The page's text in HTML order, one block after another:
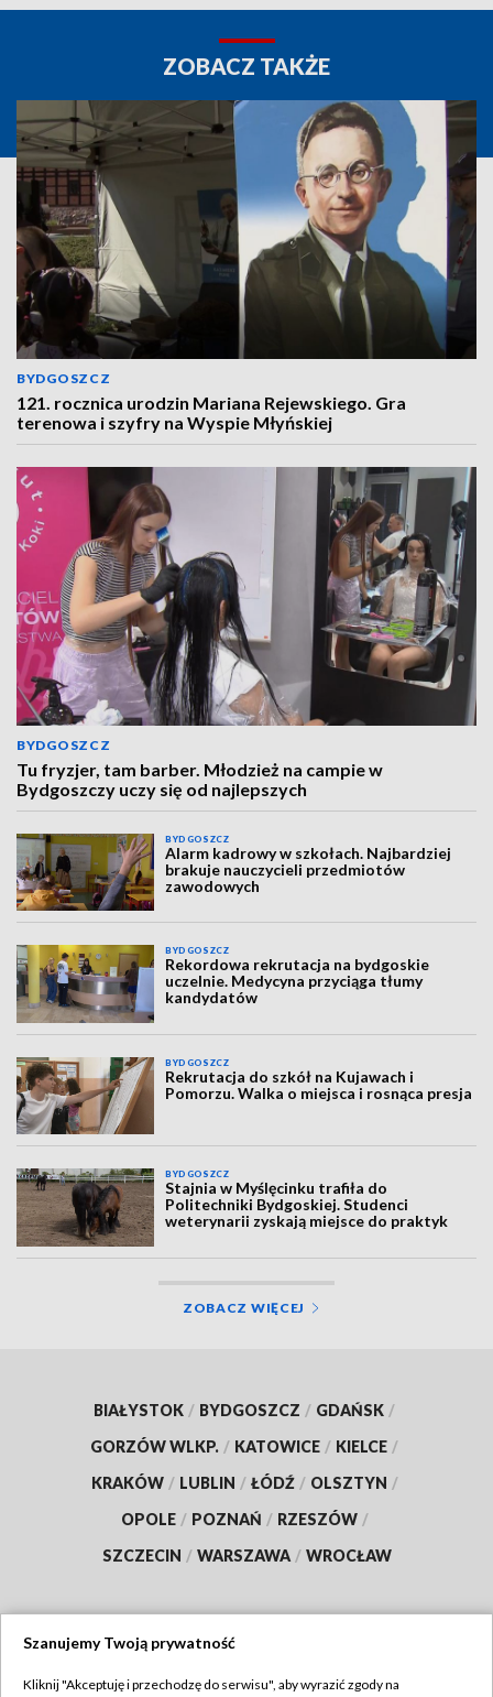
ZOBACZ TAKŻE
BYDGOSZCZ
121. rocznica urodzin Mariana Rejewskiego. Gra
terenowa i szyfry na Wyspie Młyńskiej
BYDGOSZCZ
Tu fryzjer, tam barber. Młodzież na campie w
Bydgoszczy uczy się od najlepszych
BYDGOSZCZ
Alarm kadrowy w szkołach. Najbardziej
brakuje nauczycieli przedmiotów
zawodowych
BYDGOSZCZ
Rekordowa rekrutacja na bydgoskie
uczelnie. Medycyna przyciąga tłumy
kandydatów
BYDGOSZCZ
Rekrutacja do szkół na Kujawach i
Pomorzu. Walka o miejsca i rosnąca presja
BYDGOSZCZ
Stajnia w Myślęcinku trafiła do
Politechniki Bydgoskiej. Studenci
weterynarii zyskają miejsce do praktyk
ZOBACZ WIĘCEJ
BIAŁYSTOK / BYDGOSZCZ / GDAŃSK /
GORZÓW WLKP. / KATOWICE / KIELCE /
KRAKÓW / LUBLIN / ŁÓDŹ / OLSZTYN /
OPOLE / POZNAŃ / RZESZÓW /
SZCZECIN / WARSZAWA / WROCŁAW
Szanujemy Twoją prywatność
Kliknij "Akceptuję i przechodzę do serwisu", aby wyrazić zgody na